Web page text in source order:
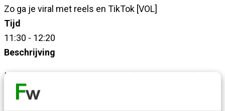
Zo ga je viral met reels en TikTok [VOL]
Tijd
11:30 - 12:20
Beschrijving
In deze interactieve Q&A-sessie laat Lotte zien hoe je
organische short-form video’s zó pakkend maakt dat